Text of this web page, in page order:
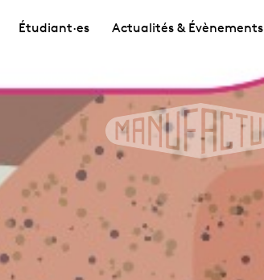
Étudiant·es Actualités & Évènements